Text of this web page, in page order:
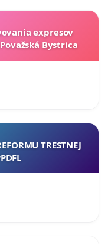
expresov
Bystrica
TRESTNEJ